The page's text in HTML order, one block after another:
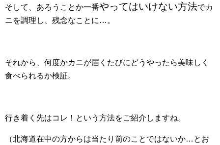
そして、あろうことか一番やってはいけない方法でカ
ニを調理し、残念なことに…。
それから、何度かカニが届くたびにどうやったら美味しく
食べられるか検証。
行き着く先はコレ！という方法をご紹介しますね。
（北海道在中の方からは当たり前のことではないか…とお